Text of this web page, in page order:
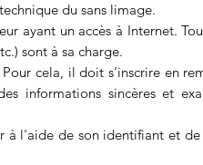
du sans limage.
ayant un accès à Internet.
sont à sa charge.
cela, il doit s’inscrire en
informations sincères et
à l'aide de son identifiant et